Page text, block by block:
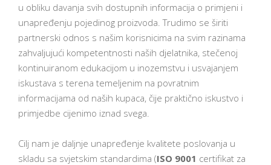
u obliku davanja svih dostupnih informacija o primjeni i
unapređenju pojedinog proizvoda. Trudimo se širiti
partnerski odnos s našim korisnicima na svim razinama
zahvaljujući kompetentnosti naših djelatnika, stečenoj
kontinuiranom edukacijom u inozemstvu i usvajanjem
iskustava s terena temeljenim na povratnim
informacijama od naših kupaca, čije praktično iskustvo i
primjedbe cijenimo iznad svega.
Cilj nam je daljnje unapređenje kvalitete poslovanja u
skladu sa svjetskim standardima (ISO 9001 certifikat za